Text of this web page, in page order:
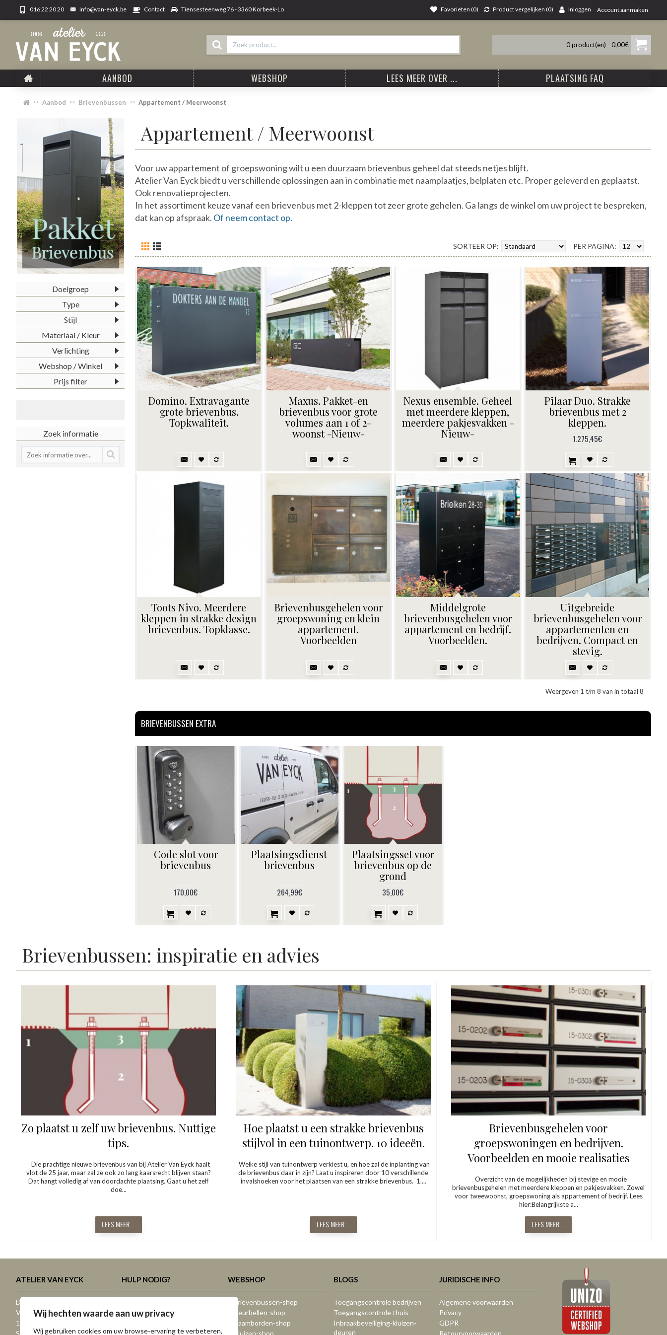
Wij hechten waarde aan uw privacy
Wij gebruiken cookies om uw browse-ervaring te verbeteren,
016 22 20 20 info@van-eyck.be Contact Tiensesteenweg 76 - 3360 Korbeek-Lo Favorieten (0) Product vergelijken (0) Inloggen Account aanmaken
0 product(en) - 0,00€
AANBOD WEBSHOP LEES MEER OVER ... PLAATSING FAQ
Aanbod Brievenbussen Appartement / Meerwoonst
Doelgroep
Type
Stijl
Materiaal / Kleur
Verlichting
Webshop / Winkel
Prijs filter
Zoek informatie
Appartement / Meerwoonst
Voor uw appartement of groepswoning wilt u een duurzaam brievenbus geheel dat steeds netjes blijft.
Atelier Van Eyck biedt u verschillende oplossingen aan in combinatie met naamplaatjes, belplaten etc. Proper geleverd en geplaatst.
Ook renovatieprojecten.
In het assortiment keuze vanaf een brievenbus met 2-kleppen tot zeer grote gehelen. Ga langs de winkel om uw project te bespreken,
dat kan op afspraak. Of neem contact op.
PER PAGINA:
SORTEER OP:
Domino. Extravagante
grote brievenbus.
Topkwaliteit.
Maxus. Pakket-en
brievenbus voor grote
volumes aan 1 of 2-
woonst -Nieuw-
Nexus ensemble. Geheel
met meerdere kleppen,
meerdere pakjesvakken -
Nieuw-
Pilaar Duo. Strakke
brievenbus met 2
kleppen.
1.275,45€
Toots Nivo. Meerdere
kleppen in strakke design
brievenbus. Topklasse.
Brievenbusgehelen voor
groepswoning en klein
appartement.
Voorbeelden
Middelgrote
brievenbusgehelen voor
appartement en bedrijf.
Voorbeelden.
Uitgebreide
brievenbusgehelen voor
appartementen en
bedrijven. Compact en
stevig.
Weergeven 1 t/m 8 van in totaal 8
BRIEVENBUSSEN EXTRA
Code slot voor
brievenbus
170,00€
Plaatsingsdienst
brievenbus
264,99€
Plaatsingsset voor
brievenbus op de
grond
35,00€
Brievenbussen: inspiratie en advies
Zo plaatst u zelf uw brievenbus. Nuttige
tips.
Die prachtige nieuwe brievenbus van bij Atelier Van Eyck haalt
vlot de 25 jaar, maar zal ze ook zo lang kaarsrecht blijven staan?
Dat hangt volledig af van doordachte plaatsing. Gaat u het zelf
doe...
LEES MEER ...
Hoe plaatst u een strakke brievenbus
stijlvol in een tuinontwerp. 10 ideeën.
Welke stijl van tuinontwerp verkiest u, en hoe zal de inplanting van
de brievenbus daar in zijn? Laat u inspireren door 10 verschillende
invalshoeken voor het plaatsen van een strakke brievenbus. 1....
LEES MEER ...
Brievenbusgehelen voor
groepswoningen en bedrijven.
Voorbeelden en mooie realisaties
Overzicht van de mogelijkheden bij stevige en mooie
brievenbusgehelen met meerdere kleppen en pakjesvakken. Zowel
voor tweewoonst, groepswoning als appartement of bedrijf. Lees
hier:Belangrijkste a...
LEES MEER ...
ATELIER VAN EYCK
Dit zijn we, dit doen we
Vacatures
1910-2025 - Historiek
Sitemap. Overzicht website
HULP NODIG?
Contacteer ons
Plaatsingstips
WEBSHOP
:: Brievenbussen-shop
:: Deurbellen-shop
:: Naamborden-shop
:: Kluizen-shop
BLOGS
Toegangscontrole bedrijven
Toegangscontrole thuis
Inbraakbeveiliging-kluizen-
deuren
JURIDISCHE INFO
Algemene voorwaarden
Privacy
GDPR
Retourvoorwaarden